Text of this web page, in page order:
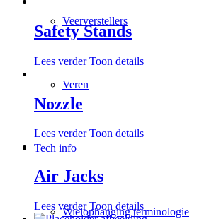
Veerverstellers
Veren
Tech info
Wielophanging terminologie
Safety Stands
Lees verder Toon details
Nozzle
Lees verder Toon details
Air Jacks
Lees verder Toon details